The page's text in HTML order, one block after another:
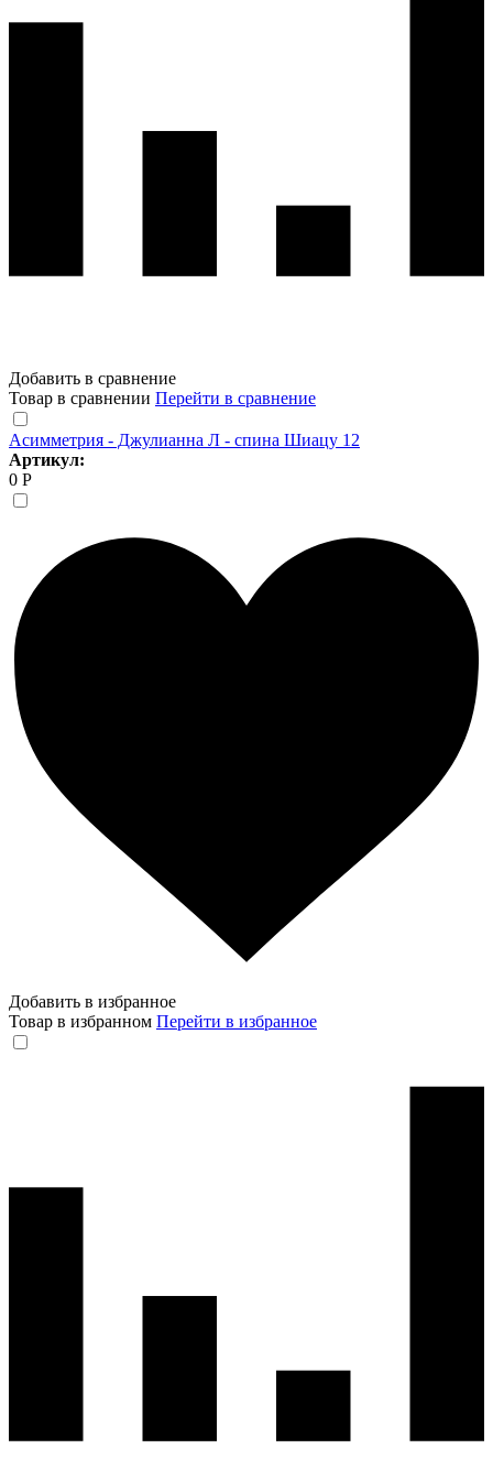
Добавить в сравнение
Товар в сравнении Перейти в сравнение
Асимметрия - Джулианна Л - спина Шиацу 12
Артикул:
0 Р
Добавить в избранное
Товар в избранном Перейти в избранное